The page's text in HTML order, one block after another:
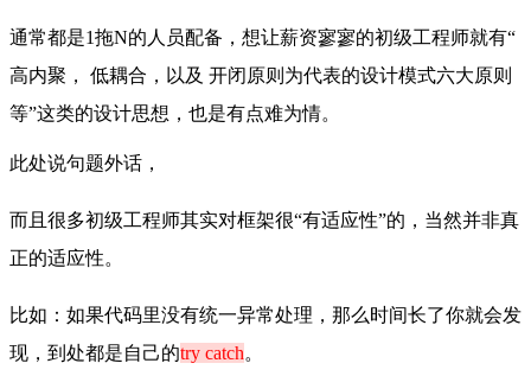
通常都是1拖N的人员配备，想让薪资寥寥的初级工程师就有“
高内聚， 低耦合，以及 开闭原则为代表的设计模式六大原则
等”这类的设计思想，也是有点难为情。
此处说句题外话，
而且很多初级工程师其实对框架很“有适应性”的，当然并非真
正的适应性。
比如：如果代码里没有统一异常处理，那么时间长了你就会发
现，到处都是自己的try catch。